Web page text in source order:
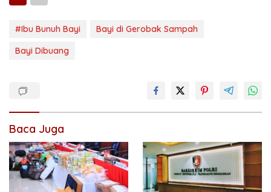
#Ibu Bunuh Bayi
Bayi di Gerobak Sampah
Bayi Dibuang
Baca Juga